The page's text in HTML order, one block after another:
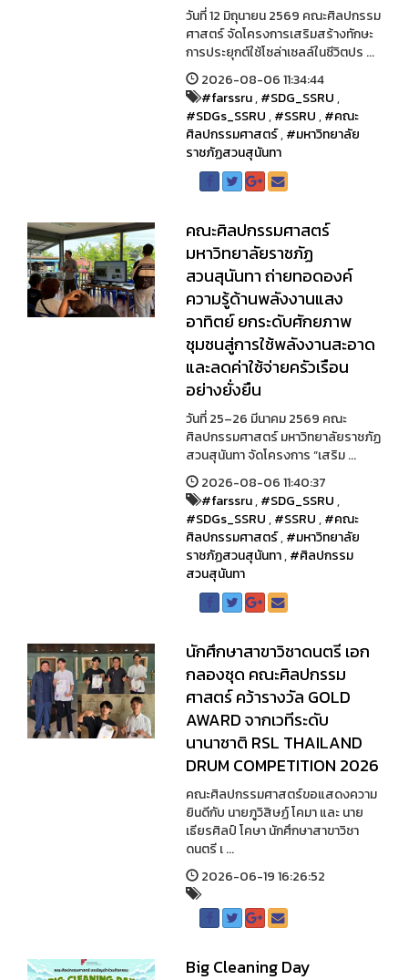
วันที่ 12 มิถุนายน 2569 คณะศิลปกรรม
ศาสตร์ จัดโครงการเสริมสร้างทักษะ
การประยุกต์ใช้โซล่าเซลล์ในชีวิตปร ...
2026-08-06 11:34:44
#farssru,#SDG_SSRU,
#SDGs_SSRU,#SSRU,#คณะ
ศิลปกรรมศาสตร์,#มหาวิทยาลัย
ราชภัฏสวนสุนันทา
คณะศิลปกรรมศาสตร์
มหาวิทยาลัยราชภัฏ
สวนสุนันทา ถ่ายทอดองค์
ความรู้ด้านพลังงานแสง
อาทิตย์ ยกระดับศักยภาพ
ชุมชนสู่การใช้พลังงานสะอาด
และลดค่าใช้จ่ายครัวเรือน
อย่างยั่งยืน
วันที่ 25–26 มีนาคม 2569 คณะ
ศิลปกรรมศาสตร์ มหาวิทยาลัยราชภัฏ
สวนสุนันทา จัดโครงการ “เสริม ...
2026-08-06 11:40:37
#farssru,#SDG_SSRU,
#SDGs_SSRU,#SSRU,#คณะ
ศิลปกรรมศาสตร์,#มหาวิทยาลัย
ราชภัฏสวนสุนันทา,#ศิลปกรรม
สวนสุนันทา
นักศึกษาสาขาวิชาดนตรี เอก
กลองชุด คณะศิลปกรรม
ศาสตร์ คว้ารางวัล GOLD
AWARD จากเวทีระดับ
นานาชาติ RSL THAILAND
DRUM COMPETITION 2026
คณะศิลปกรรมศาสตร์ขอแสดงความ
ยินดีกับ นายภูวิสิษฏ์ โคมา และ นาย
เธียรศิลป์ โคษา นักศึกษาสาขาวิชา
ดนตรี เ ...
2026-06-19 16:26:52
Big Cleaning Day